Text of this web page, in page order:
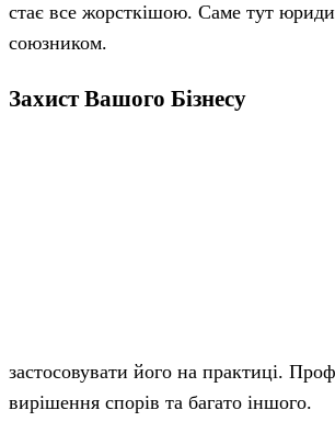
стає все жорсткішою. Саме тут
союзником.
Захист Вашого Бізнесу
застосовувати його на практиці.
вирішення спорів та багато іншого.